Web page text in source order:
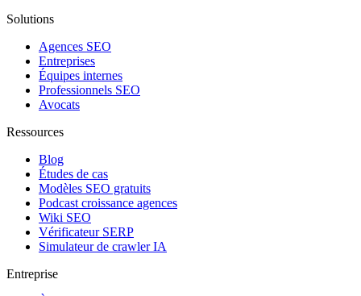
Solutions
Agences SEO
Entreprises
Équipes internes
Professionnels SEO
Avocats
Ressources
Blog
Études de cas
Modèles SEO gratuits
Podcast croissance agences
Wiki SEO
Vérificateur SERP
Simulateur de crawler IA
Entreprise